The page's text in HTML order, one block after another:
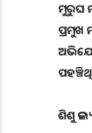
ମୁରୁଘ
ପ୍ରମୁଖ
ଶିଶୁ